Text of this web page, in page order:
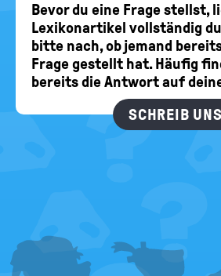
Bevor du eine Frage stellst,
Lexikonartikel vollständig
bitte nach, ob jemand
Frage gestellt hat. Häufig
bereits die Antwort auf
SCHREIB UNS
FOOTER
MENU